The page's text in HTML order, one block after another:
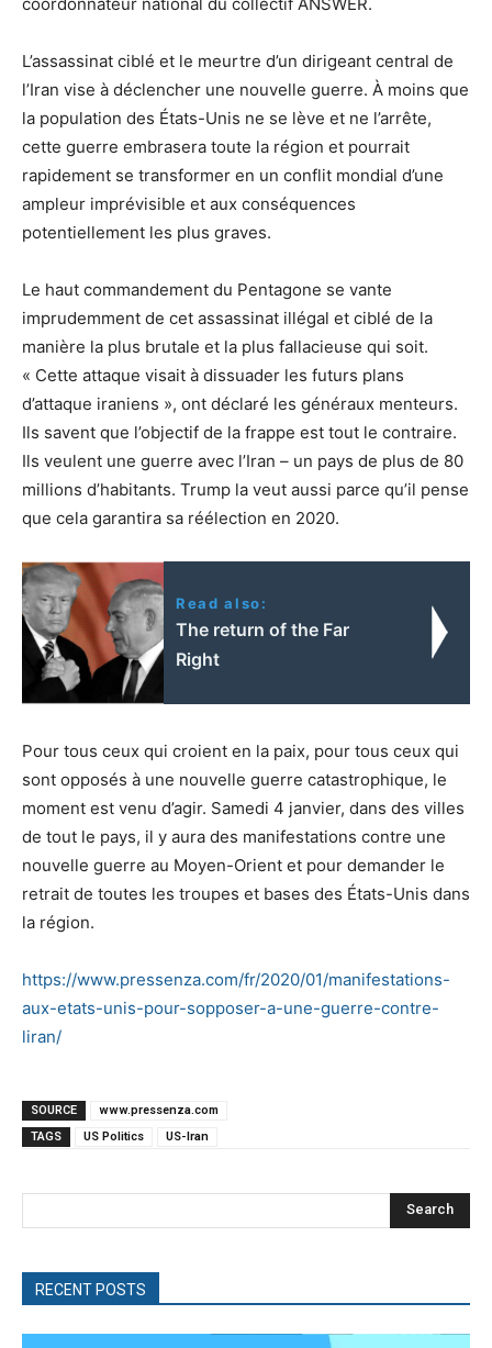
L’assassinat ciblé et le meurtre d’un dirigeant central de
l’Iran vise à déclencher une nouvelle guerre. À moins que
la population des États-Unis ne se lève et ne l’arrête,
cette guerre embrasera toute la région et pourrait
rapidement se transformer en un conflit mondial d’une
ampleur imprévisible et aux conséquences
potentiellement les plus graves.
Le haut commandement du Pentagone se vante
imprudemment de cet assassinat illégal et ciblé de la
manière la plus brutale et la plus fallacieuse qui soit.
« Cette attaque visait à dissuader les futurs plans
d’attaque iraniens », ont déclaré les généraux menteurs.
Ils savent que l’objectif de la frappe est tout le contraire.
Ils veulent une guerre avec l’Iran – un pays de plus de 80
millions d’habitants. Trump la veut aussi parce qu’il pense
que cela garantira sa réélection en 2020.
Read also:
The return of the Far
Right
Pour tous ceux qui croient en la paix, pour tous ceux qui
sont opposés à une nouvelle guerre catastrophique, le
moment est venu d’agir. Samedi 4 janvier, dans des villes
de tout le pays, il y aura des manifestations contre une
nouvelle guerre au Moyen-Orient et pour demander le
retrait de toutes les troupes et bases des États-Unis dans
la région.
https://www.pressenza.com/fr/2020/01/manifestations-
aux-etats-unis-pour-sopposer-a-une-guerre-contre-
liran/
SOURCE
www.pressenza.com
TAGS
US Politics US-Iran
Search
RECENT POSTS